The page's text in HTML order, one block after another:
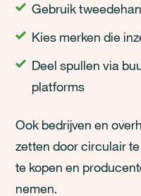
Gebruik
Kies merken die
Deel spullen via
platforms
Ook bedrijven en
zetten door circulair
te kopen en
nemen.